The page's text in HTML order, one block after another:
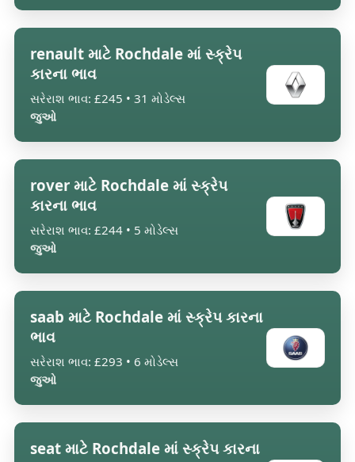
renault માટે Rochdale માં સ્ક્રેપ
કારના ભાવ
સરેરાશ ભાવ: £245 • 31 મોડેલ્સ
જુઓ
rover માટે Rochdale માં સ્ક્રેપ
કારના ભાવ
સરેરાશ ભાવ: £244 • 5 મોડેલ્સ
જુઓ
saab માટે Rochdale માં સ્ક્રેપ કારના
ભાવ
સરેરાશ ભાવ: £293 • 6 મોડેલ્સ
જુઓ
seat માટે Rochdale માં સ્ક્રેપ કારના